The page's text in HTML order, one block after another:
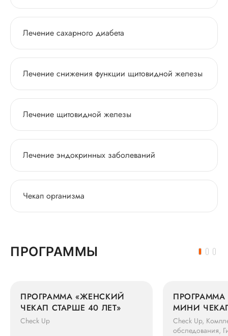
Лечение сахарного диабета
Лечение снижения функции щитовидной железы
Лечение щитовидной железы
Лечение эндокринных заболеваний
Чекап организма
ПРОГРАММЫ
ПРОГРАММА «ЖЕНСКИЙ
ЧЕКАП СТАРШЕ 40 ЛЕТ»
Check Up
МИНИ
ЛЕТ»
Check Up,
обследования,